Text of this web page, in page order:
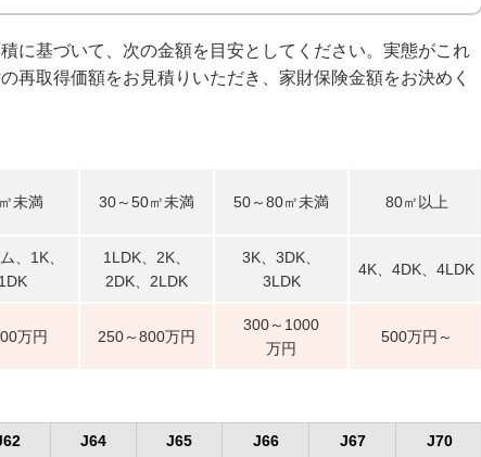
に基づいて、次の金額を目安としてください。実態がこれ
再取得価額をお見積りいただき、家財保険金額をお決めく
㎡未満 30～50㎡未満 50～80㎡未満 80㎡以上
、1K、
1DK
1LDK、2K、
2DK、2LDK
3K、3DK、
3LDK
4K、4DK、4LDK
万円 250～800万円
300～1000
万円
500万円～
J64 J65 J66 J67 J70